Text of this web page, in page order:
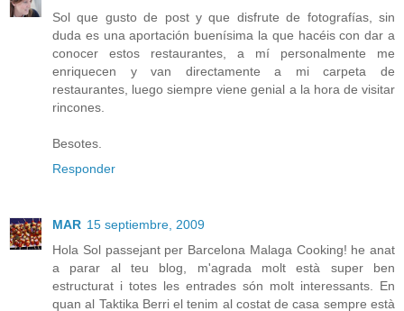
Sol que gusto de post y que disfrute de fotografías, sin
duda es una aportación buenísima la que hacéis con dar a
conocer estos restaurantes, a mí personalmente me
enriquecen y van directamente a mi carpeta de
restaurantes, luego siempre viene genial a la hora de visitar
rincones.
Besotes.
Responder
MAR 15 septiembre, 2009
Hola Sol passejant per Barcelona Malaga Cooking! he anat
a parar al teu blog, m'agrada molt està super ben
estructurat i totes les entrades són molt interessants. En
quan al Taktika Berri el tenim al costat de casa sempre està